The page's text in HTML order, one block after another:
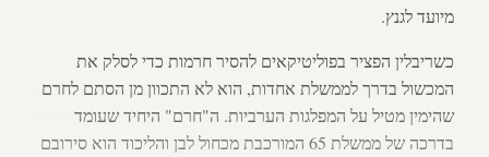
מיועד לגנץ.
כשריבלין הפציר בפוליטיקאים להסיר חרמות כדי לסלק את
המכשול בדרך לממשלת אחדות, הוא לא התכוון מן הסתם לחרם
שהימין מטיל על המפלגות הערביות. ה"חרם" היחיד שעומד
בדרכה של ממשלת 65 המורכבת מכחול לבן והליכוד הוא סירובם